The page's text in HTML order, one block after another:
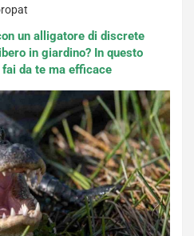
un alligatore di discrete
in giardino? In questo
da te ma efficace